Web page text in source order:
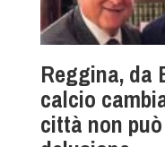
Reggina,
calcio
città non